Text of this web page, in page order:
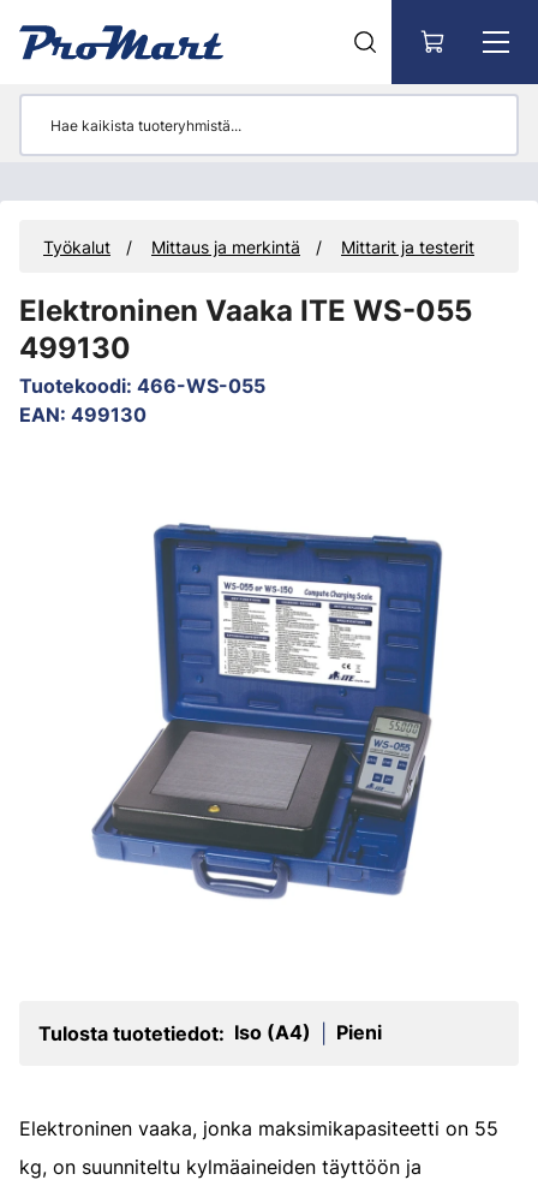
Työkalut Mittaus ja merkintä Mittarit ja testerit
Elektroninen Vaaka ITE WS-055
499130
Tuotekoodi: 466-WS-055
EAN: 499130
Tulosta tuotetiedot: Iso (A4) Pieni
Elektroninen vaaka, jonka maksimikapasiteetti on 55
kg, on suunniteltu kylmäaineiden täyttöön ja